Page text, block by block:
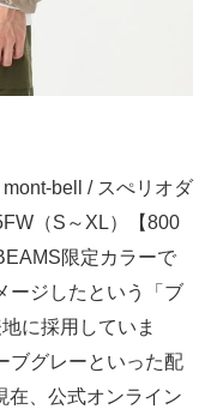
bell / スぺリオダ
（S～XL）【800
限定カラーで
ージしたという「ブ
に採用していま
ブグレーといった配
在、公式オンライン